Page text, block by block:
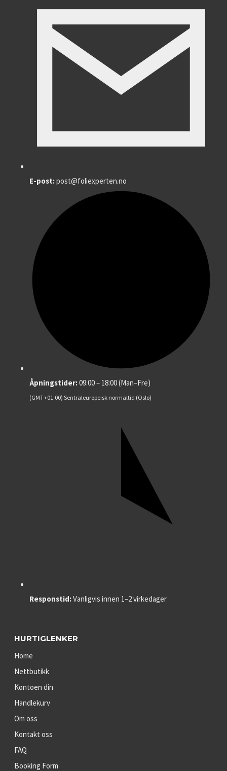
E-post:post@foliexperten.no
Åpningstider:09:00 – 18:00 (Man–Fre)
(GMT+01:00) Sentraleuropeisk normaltid (Oslo)
Responstid:Vanligvis innen 1–2 virkedager
HURTIGLENKER
Home
Nettbutikk
Kontoen din
Handlekurv
Om oss
Kontakt oss
FAQ
Booking Form